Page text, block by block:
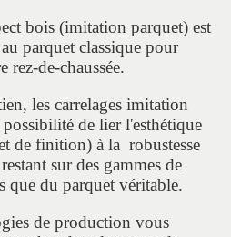
bois (imitation parquet) est
parquet classique pour
rez-de-chaussée.
les carrelages imitation
de lier l'esthétique
de finition) à la robustesse
sur des gammes de
que du parquet véritable.
de production vous